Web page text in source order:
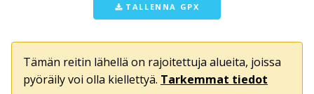
TALLENNA GPX
Tämän reitin lähellä on rajoitettuja alueita, joissa
pyöräily voi olla kiellettyä. Tarkemmat tiedot